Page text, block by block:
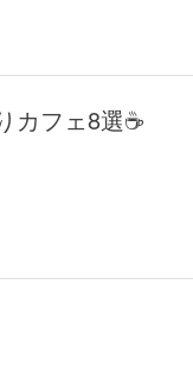
カフェ8選☕️